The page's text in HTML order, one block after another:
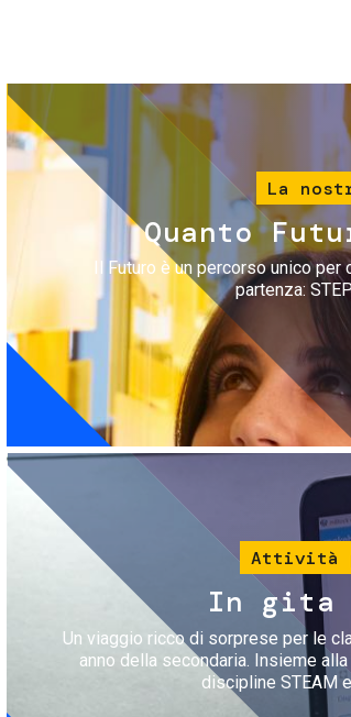
La
Quanto
Il Futuro è un percorso unico
partenza:
Attività
In gita
Un viaggio ricco di sorprese per le
anno della secondaria. Insieme
discipline STEAM